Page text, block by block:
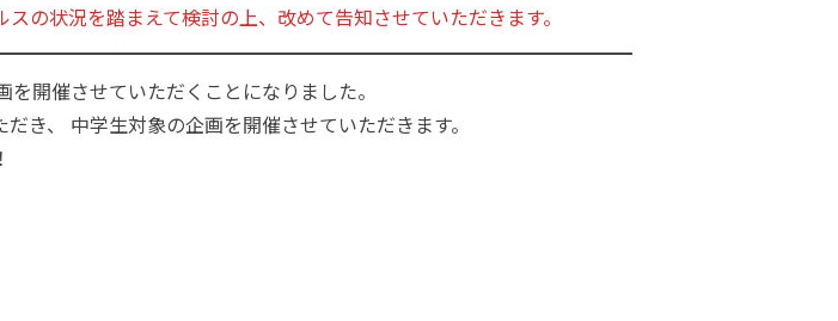
の状況を踏まえて検討の上、改めて告知させていただきます。
開催させていただくことになりました。
き、 中学生対象の企画を開催させていただきます。